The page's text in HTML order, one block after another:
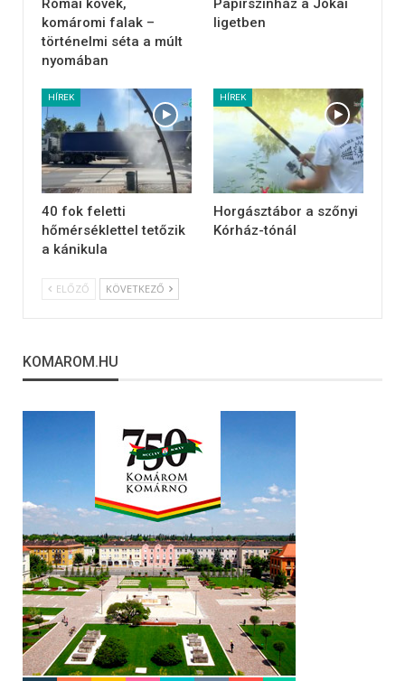
Római kövek,
komáromi falak –
történelmi séta a múlt
nyomában
Papírszínház a Jókai
ligetben
HÍREK
40 fok feletti
hőmérséklettel tetőzik
a kánikula
HÍREK
Horgásztábor a szőnyi
Kórház-tónál
ELŐZŐ KÖVETKEZŐ
KOMAROM.HU